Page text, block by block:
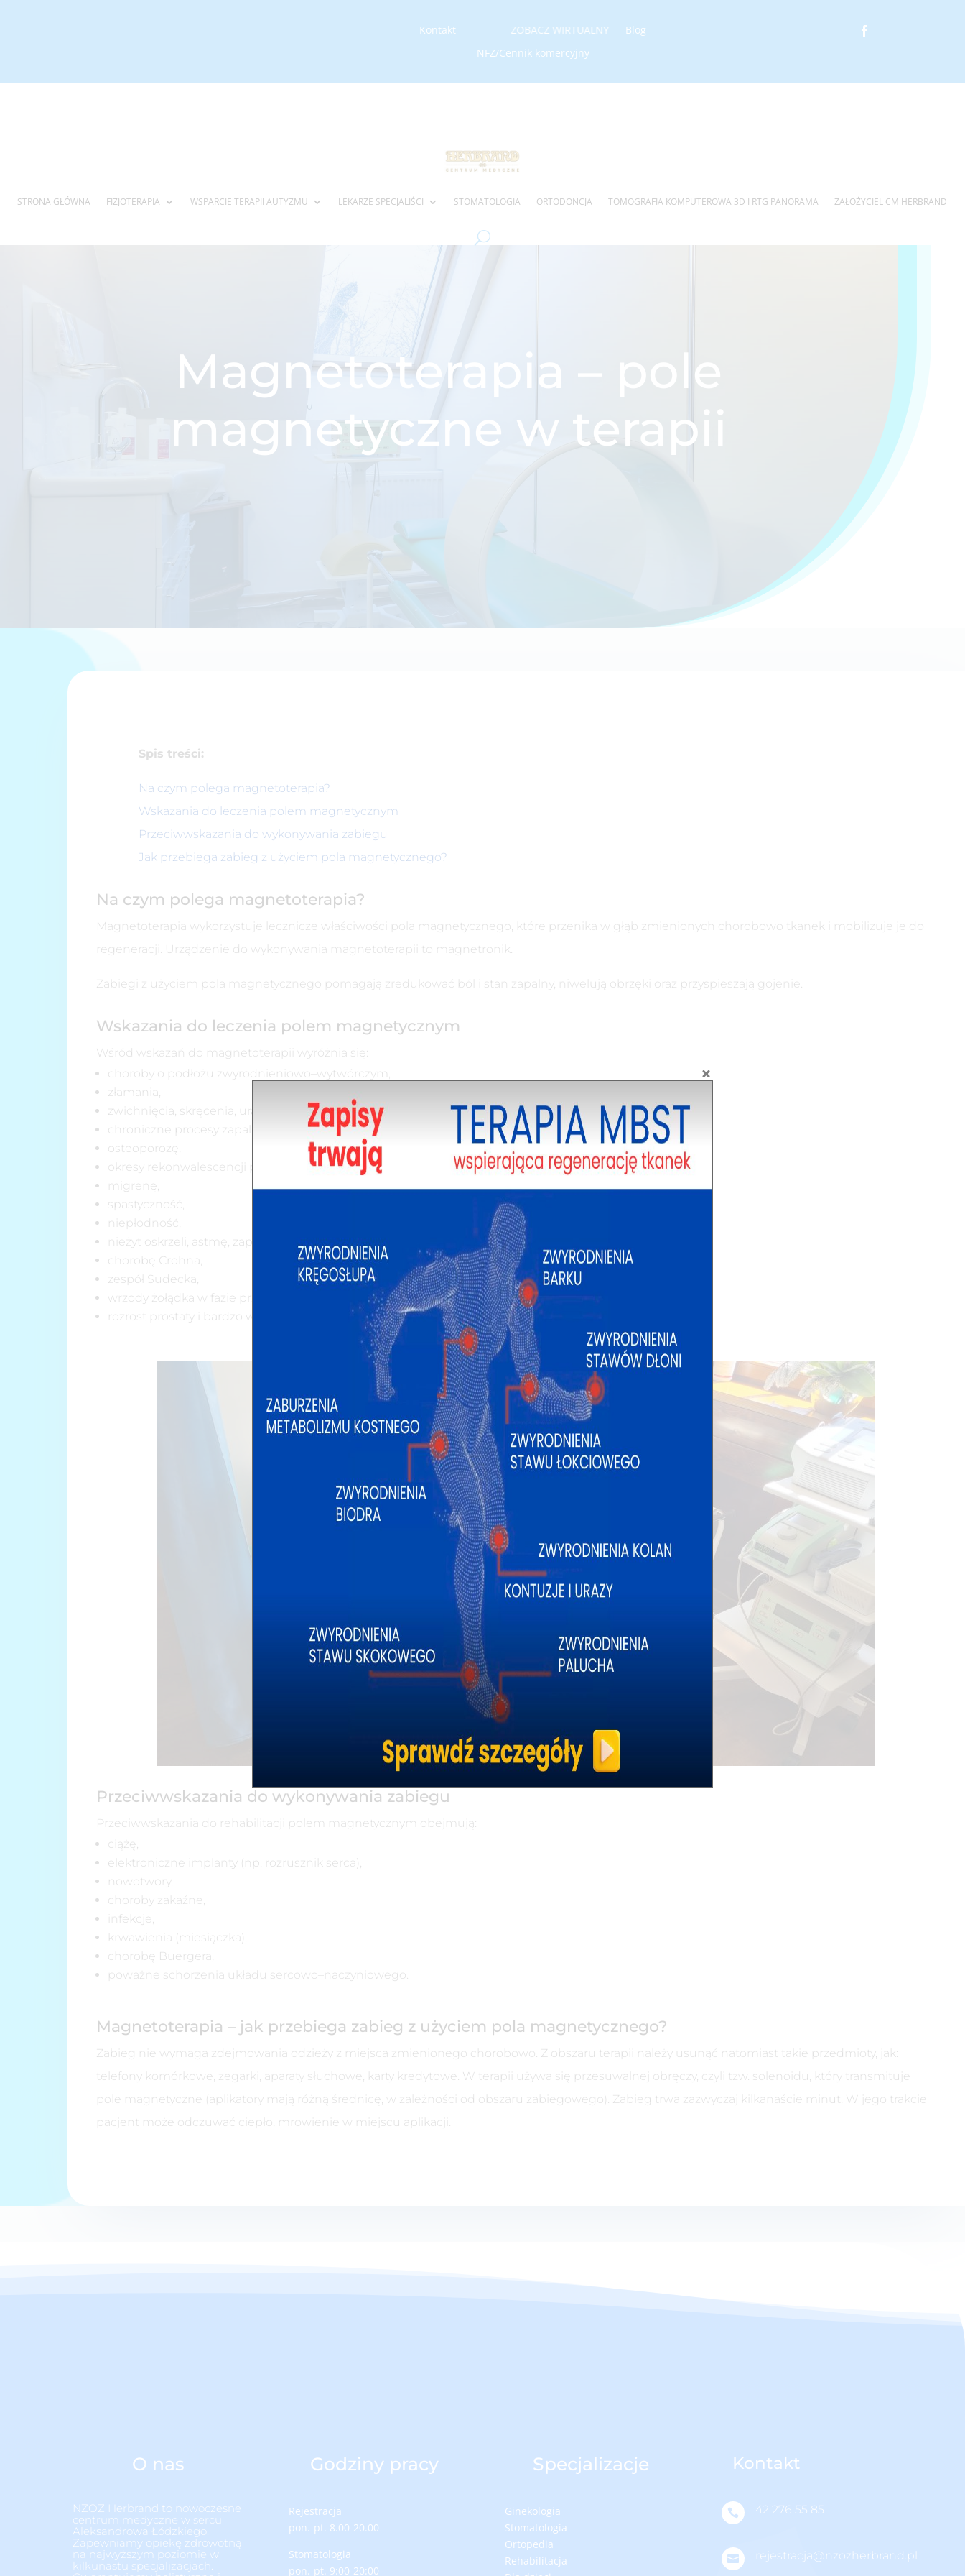
Kontakt ZOBACZ WIRTUALNY SPACER
Blog
NFZ/Cennik komercyjny
STRONA GŁÓWNA FIZJOTERAPIA WSPARCIE TERAPII AUTYZMU LEKARZE SPECJALIŚCI STOMATOLOGIA ORTODONCJA TOMOGRAFIA KOMPUTEROWA 3D I RTG PANORAMA ZAŁOŻYCIEL CM HERBRAND
Magnetoterapia – pole
magnetyczne w terapii
Spis treści:
Na czym polega magnetoterapia?
Wskazania do leczenia polem magnetycznym
Przeciwwskazania do wykonywania zabiegu
Jak przebiega zabieg z użyciem pola magnetycznego?
Na czym polega magnetoterapia?
Magnetoterapia wykorzystuje lecznicze właściwości pola magnetycznego, które przenika w głąb zmienionych chorobowo tkanek i mobilizuje je do
regeneracji. Urządzenie do wykonywania magnetoterapii to magnetronik.
Zabiegi z użyciem pola magnetycznego pomagają zredukować ból i stan zapalny, niwelują obrzęki oraz przyspieszają gojenie.
Wskazania do leczenia polem magnetycznym
Wśród wskazań do magnetoterapii wyróżnia się:
choroby o podłożu zwyrodnieniowo–wytwórczym,
złamania,
zwichnięcia, skręcenia, urazy,
chroniczne procesy zapalne w obrębie tkanek miękkich, stawów, kości, nerwów,
osteoporozę,
okresy rekonwalescencji po niektórych zabiegach operacyjnych (np. po wszczepieniu endoprotezy),
migrenę,
spastyczność,
niepłodność,
nieżyt oskrzeli, astmę, zapalenie zatok,
chorobę Crohna,
zespół Sudecka,
wrzody żołądka w fazie przewlekłej,
rozrost prostaty i bardzo wiele innych.
Przeciwwskazania do wykonywania zabiegu
Przeciwwskazania do rehabilitacji polem magnetycznym obejmują:
ciążę,
elektroniczne implanty (np. rozrusznik serca),
nowotwory,
choroby zakaźne,
infekcje,
krwawienia (miesiączka),
chorobę Buergera,
poważne schorzenia układu sercowo–naczyniowego.
Magnetoterapia – jak przebiega zabieg z użyciem pola magnetycznego?
Zabieg nie wymaga zdejmowania odzieży z miejsca zmienionego chorobowo. Z obszaru terapii należy usunąć natomiast takie przedmioty, jak:
telefony komórkowe, zegarki, aparaty słuchowe, karty kredytowe. W terapii używa się przesuwalnej obręczy, czyli tzw. solenoidu, który transmituje
pole magnetyczne (aplikatory mają różną średnicę, w zależności od obszaru zabiegowego). Zabieg trwa zazwyczaj kilkanaście minut. W jego trakcie
pacjent może odczuwać ciepło, mrowienie w miejscu aplikacji.
O nas
NZOZ Herbrand to nowoczesne
centrum medyczne w sercu
Aleksandrowa Łódzkiego.
Zapewniamy opiekę zdrowotną
na najwyższym poziomie w
kilkunastu specjalizacjach.
Godziny pracy
Rejestracja
pon.-pt. 8.00-20.00
Stomatologia
pon.-pt. 9:00-20:00
Specjalizacje
Ginekologia
Stomatologia
Ortopedia
Rehabilitacja
Kontakt
 42 276 55 85
 rejestracja@nzozherbrand.pl